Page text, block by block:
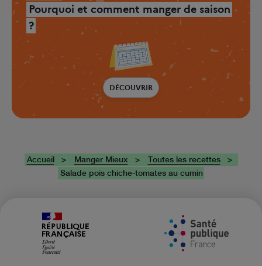
Pourquoi et comment manger de saison
?
DÉCOUVRIR
Accueil Manger Mieux
Toutes les recettes
Salade pois chiche-tomates au cumin